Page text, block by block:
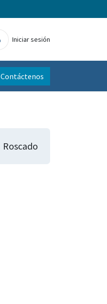
Iniciar sesión
Contáctenos
Roscado